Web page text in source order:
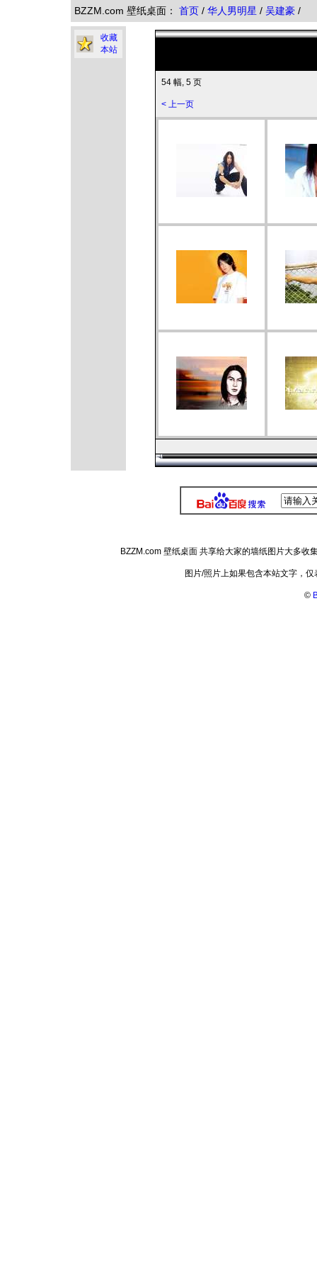
BZZM.com 壁纸桌面： 首页 / 华人男明星 / 吴建豪 /
收藏
本站
54 幅, 5 页
< 上一页
BZZM.com 壁纸桌面 共享给大家的墙纸图片大多
图片/照片上如果包含本站文字，
©